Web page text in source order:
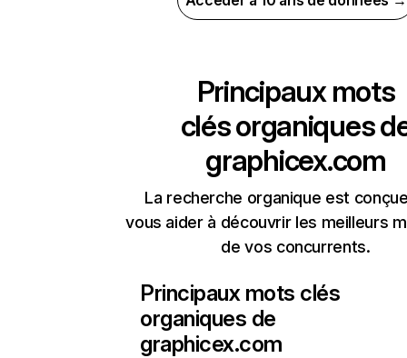
Principaux mots
clés organiques
graphicex.com
La recherche organique est
vous aider à découvrir les meilleurs
de vos concurrents.
Principaux mots clés
organiques de
graphicex.com